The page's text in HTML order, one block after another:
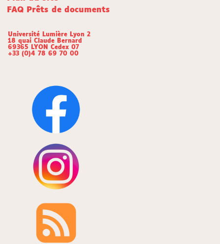
FAQ Prêts de documents
Université Lumière Lyon 2
18 quai Claude Bernard
69365 LYON Cedex 07
+33 (0)4 78 69 70 00